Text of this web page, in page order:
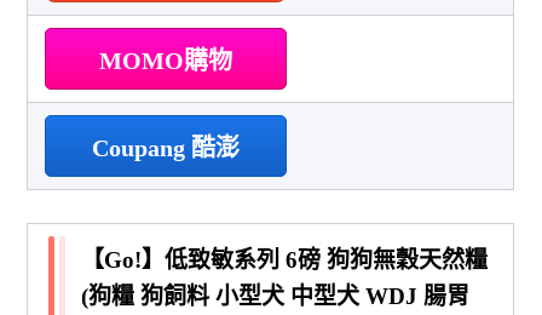
MOMO購物
Coupang 酷澎
【Go!】低致敏系列 6磅 狗狗無穀天然糧
(狗糧 狗飼料 小型犬 中型犬 WDJ 腸胃